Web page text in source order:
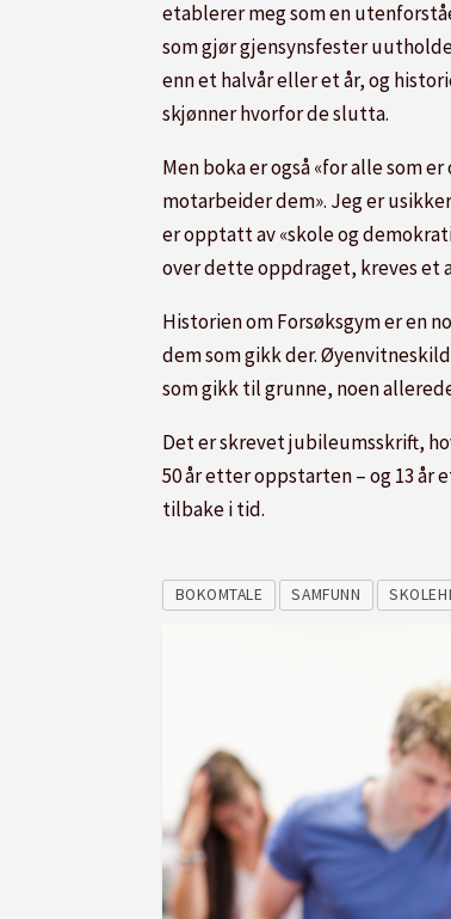
etablerer meg som en
som gjør gjensynsfester
enn et halvår eller et år, og
skjønner hvorfor de slutta.
Men boka er også «for alle som
motarbeider dem». Jeg er
er opptatt av «skole og
over dette oppdraget, kreves et
Historien om Forsøksgym er en
dem som gikk der.
som gikk til grunne, noen
Det er skrevet jubileumsskrift,
50 år etter oppstarten – og 13
tilbake i tid.
BOKOMTALE SAMFUNN